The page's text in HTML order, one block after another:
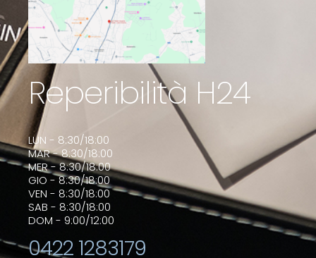
Reperibilità H24
LUN - 8:30/18:00
MAR - 8:30/18:00
MER - 8:30/18:00
GIO - 8:30/18:00
VEN - 8:30/18:00
SAB - 8:30/18:00
DOM - 9:00/12:00
0422 1283179